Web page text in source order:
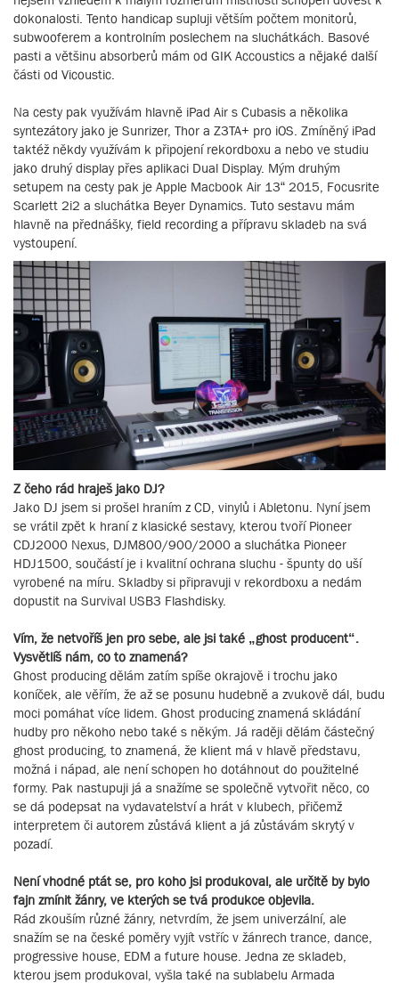
dokonalosti. Tento handicap supluji větším počtem monitorů,
subwooferem a kontrolním poslechem na sluchátkách. Basové
pasti a většinu absorberů mám od GIK Accoustics a nějaké další
části od Vicoustic.
Na cesty pak využívám hlavně iPad Air s Cubasis a několika
syntezátory jako je Sunrizer, Thor a Z3TA+ pro iOS. Zmíněný iPad
taktéž někdy využívám k připojení rekordboxu a nebo ve studiu
jako druhý display přes aplikaci Dual Display. Mým druhým
setupem na cesty pak je Apple Macbook Air 13“ 2015, Focusrite
Scarlett 2i2 a sluchátka Beyer Dynamics. Tuto sestavu mám
hlavně na přednášky, field recording a přípravu skladeb na svá
vystoupení.
Z čeho rád hraješ jako DJ?
Jako DJ jsem si prošel hraním z CD, vinylů i Abletonu. Nyní jsem
se vrátil zpět k hraní z klasické sestavy, kterou tvoří Pioneer
CDJ2000 Nexus, DJM800/900/2000 a sluchátka Pioneer
HDJ1500, součástí je i kvalitní ochrana sluchu - špunty do uší
vyrobené na míru. Skladby si připravuji v rekordboxu a nedám
dopustit na Survival USB3 Flashdisky.
Vím, že netvoříš jen pro sebe, ale jsi také „ghost producent“.
Vysvětlíš nám, co to znamená?
Ghost producing dělám zatím spíše okrajově i trochu jako
koníček, ale věřím, že až se posunu hudebně a zvukově dál, budu
moci pomáhat více lidem. Ghost producing znamená skládání
hudby pro někoho nebo také s někým. Já raději dělám částečný
ghost producing, to znamená, že klient má v hlavě představu,
možná i nápad, ale není schopen ho dotáhnout do použitelné
formy. Pak nastupuji já a snažíme se společně vytvořit něco, co
se dá podepsat na vydavatelství a hrát v klubech, přičemž
interpretem či autorem zůstává klient a já zůstávám skrytý v
pozadí.
Není vhodné ptát se, pro koho jsi produkoval, ale určitě by bylo
fajn zmínit žánry, ve kterých se tvá produkce objevila.
Rád zkouším různé žánry, netvrdím, že jsem univerzální, ale
snažím se na české poměry vyjít vstříc v žánrech trance, dance,
progressive house, EDM a future house. Jedna ze skladeb,
kterou jsem produkoval, vyšla také na sublabelu Armada